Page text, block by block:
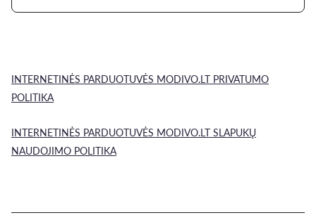
INTERNETINĖS PARDUOTUVĖS MODIVO.LT PRIVATUMO
POLITIKA
INTERNETINĖS PARDUOTUVĖS MODIVO.LT SLAPUKŲ
NAUDOJIMO POLITIKA